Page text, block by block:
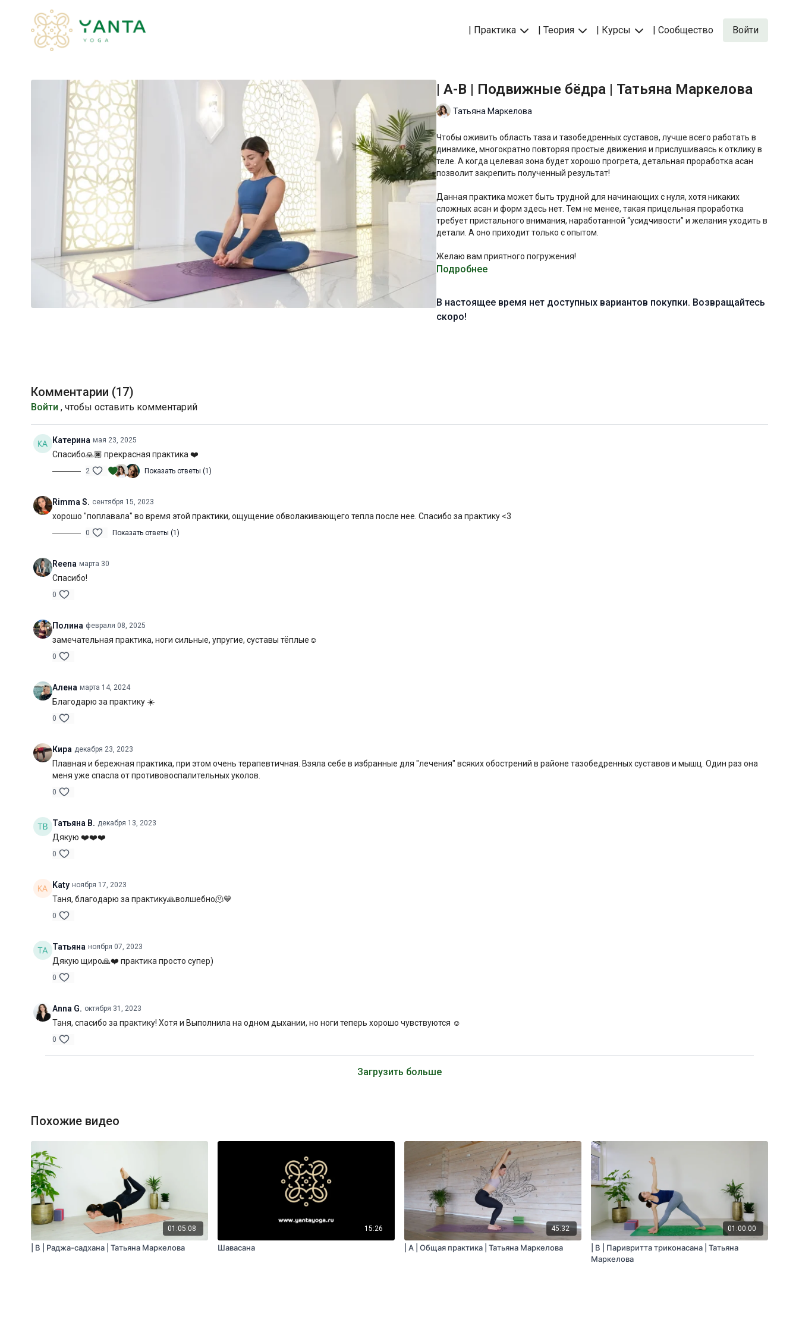
| Практика | Теория | Курсы | Сообщество Войти
| A-B | Подвижные бёдра | Татьяна Маркелова
Татьяна Маркелова
Чтобы оживить область таза и тазобедренных суставов, лучше всего работать в
динамике, многократно повторяя простые движения и прислушиваясь к отклику в
теле. А когда целевая зона будет хорошо прогрета, детальная проработка асан
позволит закрепить полученный результат!
Данная практика может быть трудной для начинающих с нуля, хотя никаких
сложных асан и форм здесь нет. Тем не менее, такая прицельная проработка
требует пристального внимания, наработанной “усидчивости” и желания уходить в
детали. А оно приходит только с опытом.
Желаю вам приятного погружения!
Цель:укрепление мышц ног
Подробнее
В настоящее время нет доступных вариантов покупки. Возвращайтесь
скоро!
Комментарии (17)
Войти , чтобы оставить комментарий
Катерина мая 23, 2025
Спасибо🙏🏿 прекрасная практика ❤️
2 Показать ответы (1)
Rimma S. сентября 15, 2023
хорошо "поплавала" во время этой практики, ощущение обволакивающего тепла после нее. Спасибо за практику <3
0 Показать ответы (1)
Reena марта 30
Спасибо!
0
Полина февраля 08, 2025
замечательная практика, ноги сильные, упругие, суставы тёплые☺️
0
Алена марта 14, 2024
Благодарю за практику ☀️
0
Кира декабря 23, 2023
Плавная и бережная практика, при этом очень терапевтичная. Взяла себе в избранные для "лечения" всяких обострений в районе тазобедренных суставов и мышц. Один раз она
меня уже спасла от противовоспалительных уколов.
0
Татьяна В. декабря 13, 2023
Дякую ❤️❤️❤️
0
Katy ноября 17, 2023
Таня, благодарю за практику🙏волшебно🫠💙
0
Татьяна ноября 07, 2023
Дякую щиро🙏❤️ практика просто супер)
0
Anna G. октября 31, 2023
Таня, спасибо за практику! Хотя и Выполнила на одном дыхании, но ноги теперь хорошо чувствуются ☺️
0
Загрузить больше
Похожие видео
01:05:08
| B | Раджа-садхана | Татьяна Маркелова
15:26
Шавасана
45:32
| A | Общая практика | Татьяна Маркелова
01:00:00
| B | Паривритта триконасана | Татьяна
Маркелова